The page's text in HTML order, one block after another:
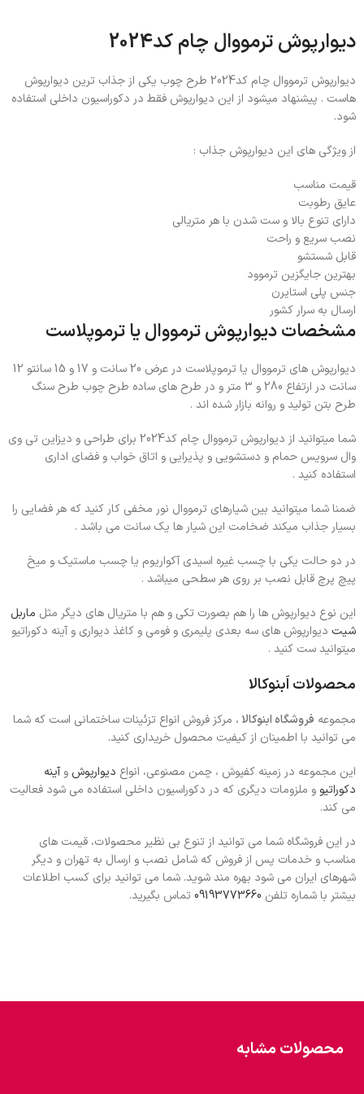
دیوارپوش ترمووال چام کد2024
دیوارپوش ترمووال چام کد2024 طرح چوب یکی از جذاب ترین دیوارپوش
هاست . پیشنهاد میشود از این دیوارپوش فقط در دکوراسیون داخلی استفاده
شود.
از ویژگی های این دیوارپوش جذاب :
قیمت مناسب
عایق رطوبت
دارای تنوع بالا و ست شدن با هر متریالی
نصب سریع و راحت
قابل شستشو
بهترین جایگزین ترموود
جنس پلی استایرن
ارسال به سرار کشور
مشخصات دیوارپوش ترمووال یا ترموپلاست
دیوارپوش های ترمووال یا ترموپلاست در عرض 20 سانت و 17 و 15 سانتو 12
سانت در ارتفاع 280 و 3 متر و در طرح های ساده طرح چوب طرح سنگ
طرح بتن تولید و روانه بازار شده اند .
شما میتوانید از دیوارپوش ترمووال چام کد2024 برای طراحی و دیزاین تی وی
وال سرویس حمام و دستشویی و پذیرایی و اتاق خواب و فضای اداری
استفاده کنید .
ضمنا شما میتوانید بین شیارهای ترمووال نور مخفی کار کنید که هر فضایی را
بسیار جذاب میکند ضخامت این شیار ها یک سانت می باشد .
در دو حالت یکی با چسب غیره اسیدی آکواریوم یا چسب ماستیک و میخ
پیچ پرچ قابل نصب بر روی هر سطحی میباشد .
این نوع دیوارپوش ها را هم بصورت تکی و هم با متریال های دیگر مثل ماربل
شیت دیوارپوش های سه بعدی پلیمری و فومی و کاغذ دیواری و آینه دکوراتیو
میتوانید ست کنید .
محصولات اَبنوکالا
مجموعه فروشگاه ابنوکالا ، مرکز فروش انواع تزئینات ساختمانی است که شما
می توانید با اطمینان از کیفیت محصول خریداری کنید.
این مجموعه در زمینه کفپوش ، چمن مصنوعی، انواع دیوارپوش و آینه
دکوراتیو و ملزومات دیگری که در دکوراسیون داخلی استفاده می شود فعالیت
می کند.
در این فروشگاه شما می توانید از تنوع بی نظیر محصولات، قیمت های
مناسب و خدمات پس از فروش که شامل نصب و ارسال به تهران و دیگر
شهرهای ایران می شود بهره مند شوید. شما می توانید برای کسب اطلاعات
بیشتر با شماره تلفن 09193773660تماس بگیرید.
محصولات مشابه